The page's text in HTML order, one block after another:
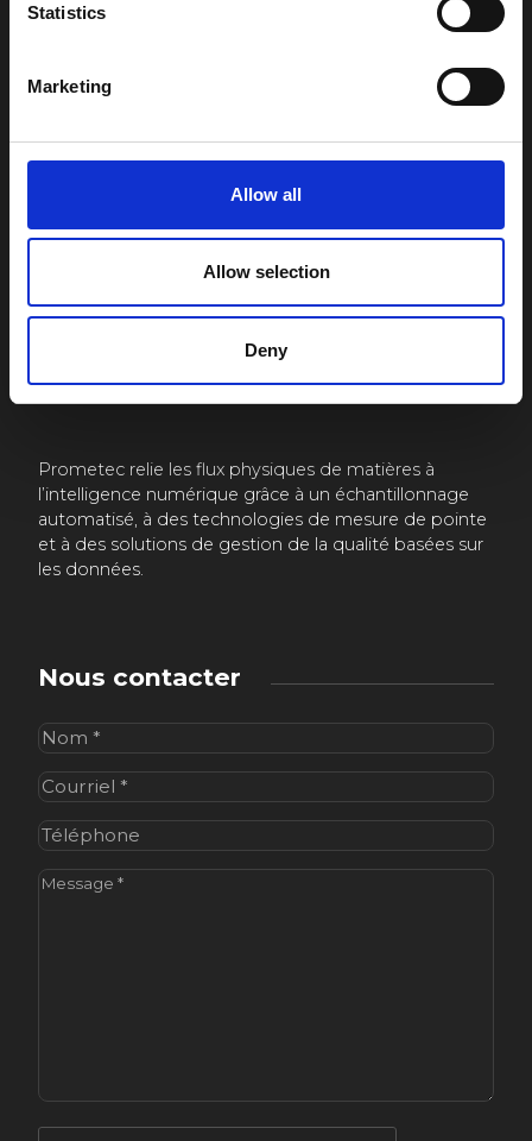
Statistics
Marketing
Allow all
Allow selection
Deny
Venez nous rendre visite
Kajaani:
Oulu:
Teknologiantie 1 C 205
90570 Oulu
Prometec relie les flux physiques de matières à
l’intelligence numérique grâce à un échantillonnage
automatisé, à des technologies de mesure de pointe
et à des solutions de gestion de la qualité basées sur
les données.
Nous contacter
Nom(Nécessaire)
Courriel(Nécessaire)
Téléphone
Message(Nécessaire)